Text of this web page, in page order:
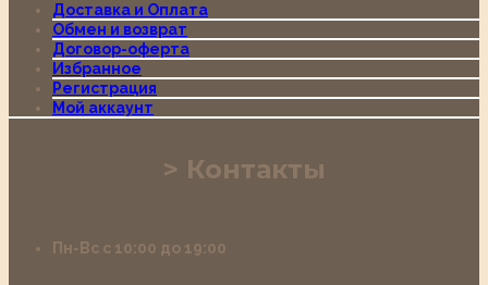
Доставка и Оплата
Обмен и возврат
Договор-оферта
Избранное
Регистрация
Мой аккаунт
Контакты
Пн-Вс с 10:00 до 19:00